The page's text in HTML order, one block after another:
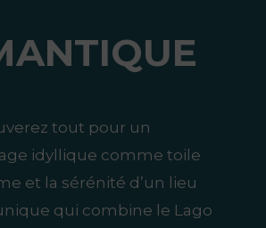
tout pour un
idyllique comme toile
et la sérénité d’un lieu
qui combine le Lago